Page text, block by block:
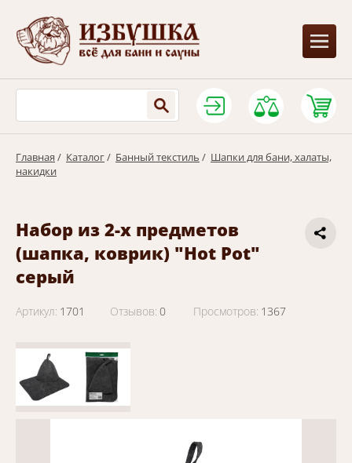
Главная / Каталог/ Банный текстиль / Шапки для бани, халаты,
накидки
Набор из 2-х предметов
(шапка, коврик) "Hot Pot"
серый
Артикул: 1701 Отзывов: 0 Просмотров: 1367